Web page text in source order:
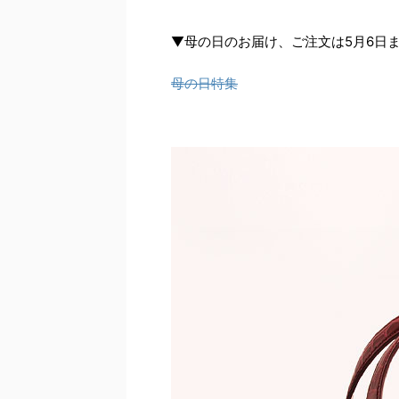
▼母の日のお届け、ご注文は5月6日
母の日特集